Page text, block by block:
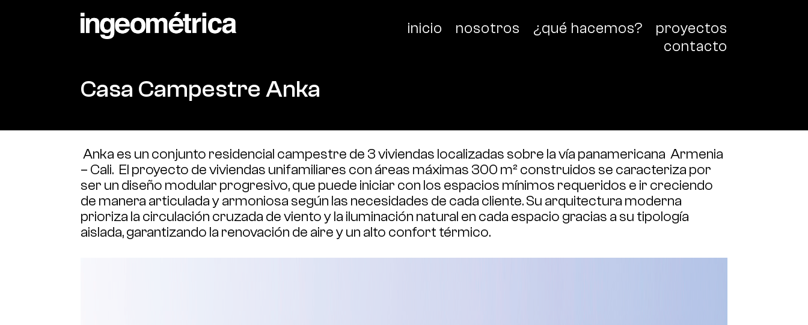
inicio nosotros ¿qué hacemos?
proyectos
contacto
Casa Campestre Anka
Anka es un conjunto residencial campestre de 3 viviendas localizadas sobre la vía panamericana Armenia
– Cali. El proyecto de viviendas unifamiliares con áreas máximas 300 m² construidos se caracteriza por
ser un diseño modular progresivo, que puede iniciar con los espacios mínimos requeridos e ir creciendo
de manera articulada y armoniosa según las necesidades de cada cliente. Su arquitectura moderna
prioriza la circulación cruzada de viento y la iluminación natural en cada espacio gracias a su tipología
aislada, garantizando la renovación de aire y un alto confort térmico.